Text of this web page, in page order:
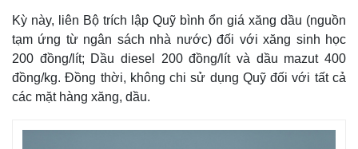
Kỳ này, liên Bộ trích lập Quỹ bình ổn giá xăng dầu (nguồn
tạm ứng từ ngân sách nhà nước) đối với xăng sinh học
200 đồng/lít; Dầu diesel 200 đồng/lít và dầu mazut 400
đồng/kg. Đồng thời, không chi sử dụng Quỹ đối với tất cả
các mặt hàng xăng, dầu.